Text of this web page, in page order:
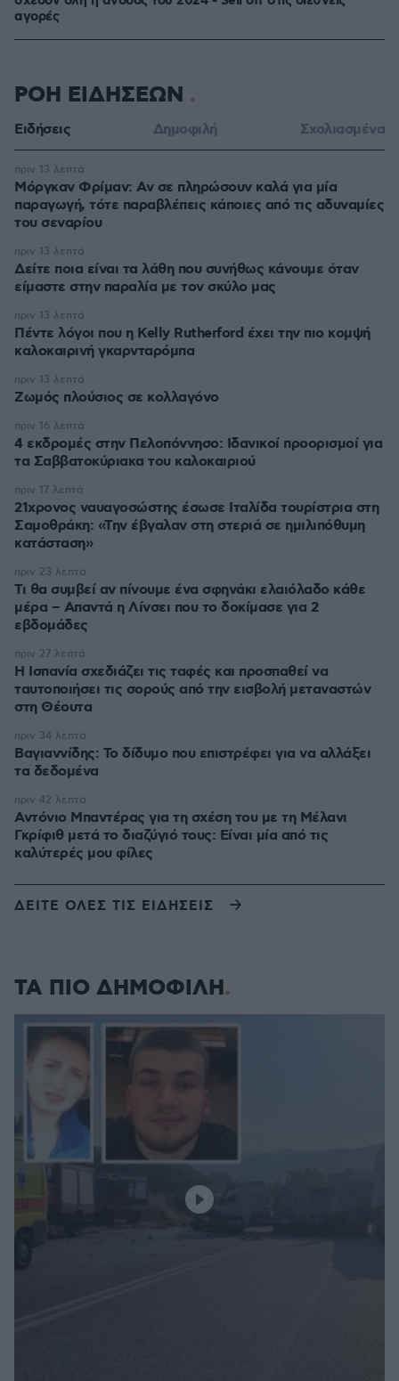
αγορές
ΡΟΗ ΕΙΔΗΣΕΩΝ
Ειδήσεις Δημοφιλή Σχολιασμένα
Μόργκαν Φρίμαν: Αν σε πληρώσουν καλά για μία
παραγωγή, τότε παραβλέπεις κάποιες από τις αδυναμίες
του σεναρίου
πριν 13 λεπτά
Δείτε ποια είναι τα λάθη που συνήθως κάνουμε όταν
είμαστε στην παραλία με τον σκύλο μας
πριν 13 λεπτά
Πέντε λόγοι που η Kelly Rutherford έχει την πιο κομψή
καλοκαιρινή γκαρνταρόμπα
πριν 13 λεπτά
Ζωμός πλούσιος σε κολλαγόνο
πριν 13 λεπτά
4 εκδρομές στην Πελοπόννησο: Ιδανικοί προορισμοί για
τα Σαββατοκύριακα του καλοκαιριού
πριν 16 λεπτά
21χρονος ναυαγοσώστης έσωσε Ιταλίδα τουρίστρια στη
Σαμοθράκη: «Την έβγαλαν στη στεριά σε ημιλιπόθυμη
κατάσταση»
πριν 17 λεπτά
Τι θα συμβεί αν πίνουμε ένα σφηνάκι ελαιόλαδο κάθε
μέρα – Απαντά η Λίνσει που το δοκίμασε για 2
εβδομάδες
πριν 23 λεπτά
Η Ισπανία σχεδιάζει τις ταφές και προσπαθεί να
ταυτοποιήσει τις σορούς από την εισβολή μεταναστών
στη Θέουτα
πριν 27 λεπτά
Βαγιαννίδης: Το δίδυμο που επιστρέφει για να αλλάξει
τα δεδομένα
πριν 34 λεπτά
Αντόνιο Μπαντέρας για τη σχέση του με τη Μέλανι
Γκρίφιθ μετά το διαζύγιό τους: Είναι μία από τις
καλύτερές μου φίλες
πριν 42 λεπτά
ΔΕΙΤΕ ΟΛΕΣ ΤΙΣ ΕΙΔΗΣΕΙΣ
ΤΑ ΠΙΟ ΔΗΜΟΦΙΛΗ